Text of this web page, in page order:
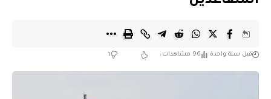
قبل سنة واحدة 96 مشاهدات 1